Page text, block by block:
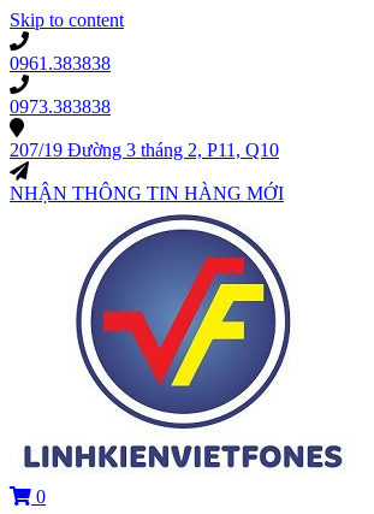
Skip to content
0961.383838
0973.383838
207/19 Đường 3 tháng 2, P11, Q10
NHẬN THÔNG TIN HÀNG MỚI
0